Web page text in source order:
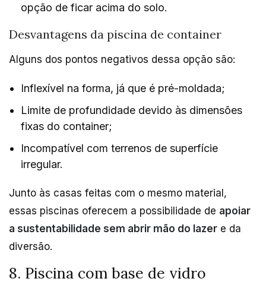
opção de ficar acima do solo.
Desvantagens da piscina de container
Alguns dos pontos negativos dessa opção são:
Inflexível na forma, já que é pré-moldada;
Limite de profundidade devido às dimensões
fixas do container;
Incompatível com terrenos de superfície
irregular.
Junto às casas feitas com o mesmo material,
essas piscinas oferecem a possibilidade de apoiar
a sustentabilidade sem abrir mão do lazer e da
diversão.
8. Piscina com base de vidro